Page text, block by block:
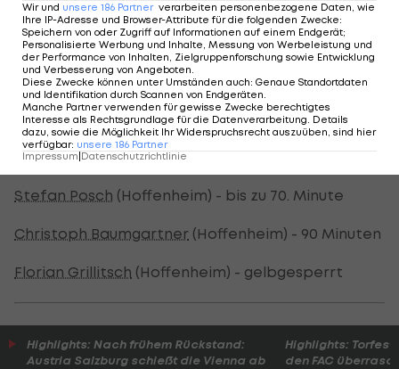
Deutsche Bundesliga - Spielplan/Ergebnisse >>>
Deutsche Bundesliga - Tabelle >>>
ÖFB-Legionäre im Einsatz
Pavao Pervan (Wolfsburg) - auf der Bank
Stefan Posch (Hoffenheim) - bis zu 70. Minute
Christoph Baumgartner (Hoffenheim) - 90 Minuten
Florian Grillitsch (Hoffenheim) - gelbgesperrt
Highlights: Nach frühem Rückstand:
Austria Salzburg schießt die Vienna ab
Highlights:
den FAC
Wir und unsere 186 Partner verarbeiten personenbezogene Daten, wie
Ihre IP-Adresse und Browser-Attribute für die folgenden Zwecke:
Speichern von oder Zugriff auf Informationen auf einem Endgerät;
Personalisierte Werbung und Inhalte, Messung von Werbeleistung und
der Performance von Inhalten, Zielgruppenforschung sowie Entwicklung
und Verbesserung von Angeboten.
Diese Zwecke können unter Umständen auch: Genaue Standortdaten
und Identifikation durch Scannen von Endgeräten.
Manche Partner verwenden für gewisse Zwecke berechtigtes
Interesse als Rechtsgrundlage für die Datenverarbeitung. Details
dazu, sowie die Möglichkeit Ihr Widerspruchsrecht auszuüben, sind hier
verfügbar: unsere 186 Partner
Impressum Datenschutzrichtlinie